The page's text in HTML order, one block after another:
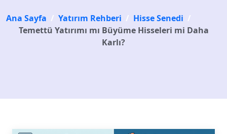
Ana Sayfa / Yatırım Rehberi / Hisse Senedi /
Temettü Yatırımı mı Büyüme Hisseleri mi Daha
Karlı?